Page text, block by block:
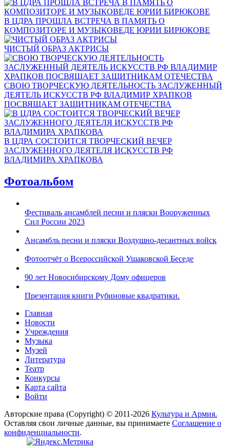
В ЦДРА ПРОШЛА ВСТРЕЧА В ПАМЯТЬ О
КОМПОЗИТОРЕ И МУЗЫКОВЕДЕ ЮРИИ БИРЮКОВЕ
ЧИСТЫЙ ОБРАЗ АКТРИСЫ
СВОЮ ТВОРЧЕСКУЮ ДЕЯТЕЛЬНОСТЬ ЗАСЛУЖЕННЫЙ
ДЕЯТЕЛЬ ИСКУССТВ РФ ВЛАДИМИР ХРАПКОВ
ПОСВЯЩАЕТ ЗАЩИТНИКАМ ОТЕЧЕСТВА
В ЦДРА СОСТОИТСЯ ТВОРЧЕСКИЙ ВЕЧЕР
ЗАСЛУЖЕННОГО ДЕЯТЕЛЯ ИСКУССТВ РФ
ВЛАДИМИРА ХРАПКОВА
Фотоальбом
Фестиваль ансамблей песни и пляски Вооруженных
Сил России 2023
Ансамбль песни и пляски Воздушно-десантных войск
Фотоотчёт о Всероссийской Ушаковской Беседе
90 лет Новосибирскому Дому офицеров
Презентация книги Рубиновые квадратики.
Главная
Новости
Учреждения
Музыка
Музей
Литература
Театр
Конкурсы
Карта сайта
Войти
Авторские права (Copyright) © 2011-2026 Культура и Армия.
Оставляя свои личные данные, вы принимаете Соглашение о
конфиденциальности.